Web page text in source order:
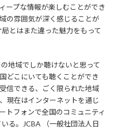
ープな情報が楽しむことができ
の雰囲気が深く感じることが
とはまた違った魅力をもって
地域でしか聴けないと思って
どこにいても聴くことができ
信できる、ごく限られた地域
現在はインターネットを通じ
トフォンで全国のコミュニティ
る。JCBA （一般社団法人日